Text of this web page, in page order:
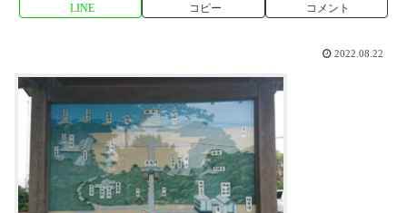
LINE コピー コメント
2022.08.22